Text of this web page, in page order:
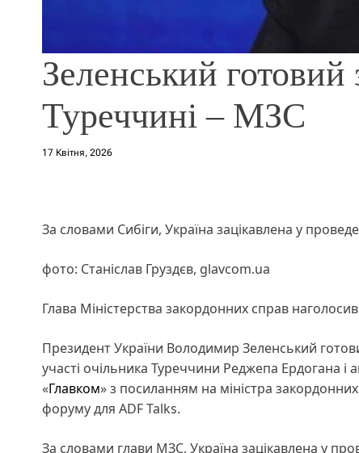
Зеленський готовий
Туреччині – МЗС
17 Квітня, 2026
За словами Сибіги, Україна зацікавлена у
фото: Станіслав Груздєв, glavcom.ua
Глава Міністерства закордонних справ
Президент України Володимир Зеленський
участі очільника Туреччини Реджепа Ердогана
«Главком» з посиланням на міністра
форуму для ADF Talks.
За словами глави МЗС, Україна зацікавлена у